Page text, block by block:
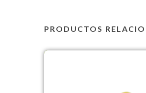
PRODUCTOS